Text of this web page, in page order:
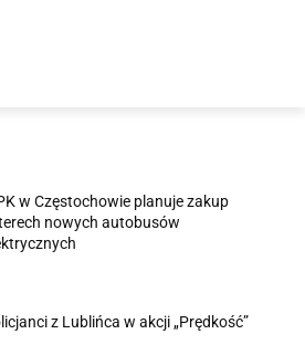
w Częstochowie planuje zakup
nowych autobusów
z Lublińca w akcji „Prędkość”